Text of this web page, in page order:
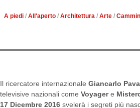
A piedi/ All'aperto/ Architettura/ Arte/
Il ricercatore internazionale Giancarlo
televisive nazionali come Voyagere
17 Dicembre 2016 svelerà i segreti più